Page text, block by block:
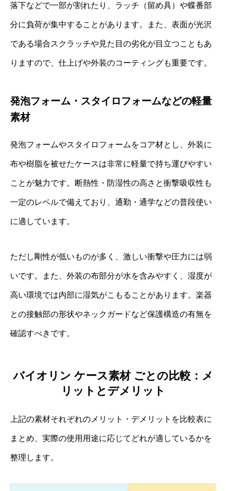
落下などで一部が割れたり、ラッチ（留め具）や蝶番部
分に負荷が集中することがあります。また、表面が光沢
である場合スクラッチや見た目の劣化が目立つこともあ
りますので、仕上げや外装のコーティングも重要です。
発泡フォーム・スタイロフォームなどの軽量
素材
発泡フォームやスタイロフォームをコア材とし、外装に
布や樹脂を被せたケースは非常に軽量で持ち運びやすい
ことが魅力です。断熱性・防湿性の高さと衝撃吸収性も
一定のレベルで備えており、通勤・通学などの普段使い
に適しています。
ただし剛性が低いものが多く、激しい衝撃や圧力には弱
いです。また、外装の布部分が水を含みやすく、湿度が
高い環境では内部に湿気がこもることがあります。楽器
との接触部の形状やネックガードなど保護構造の有無を
確認すべきです。
バイオリン ケース素材 ごとの比較：メ
リットとデメリット
上記の素材それぞれのメリット・デメリットを比較表に
まとめ、実際の使用用途に応じてどれが適しているかを
整理します。